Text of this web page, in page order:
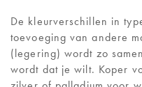
De kleurverschillen in
toevoeging van andere
(legering) wordt zo
wordt dat je wilt. Koper